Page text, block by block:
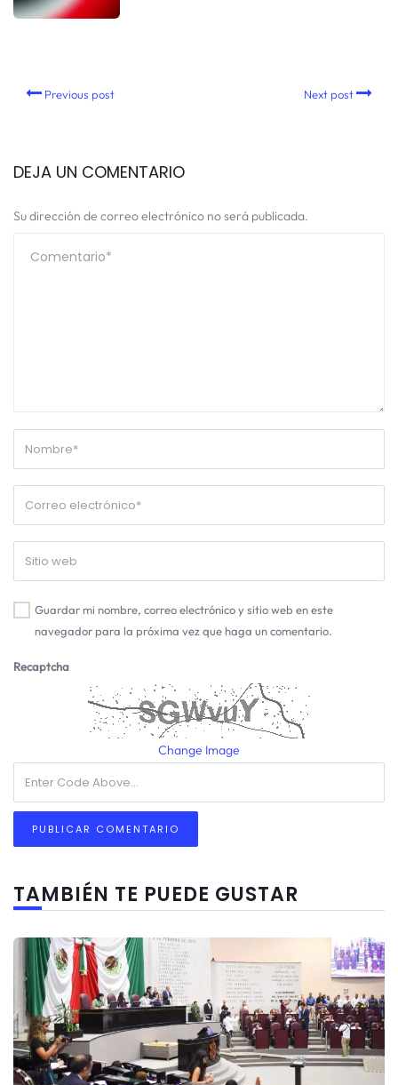
Previous post Next post
DEJA UN COMENTARIO
Su dirección de correo electrónico no será publicada.
Guardar mi nombre, correo electrónico y sitio web en este
navegador para la próxima vez que haga un comentario.
Recaptcha
Change Image
TAMBIÉN TE PUEDE GUSTAR